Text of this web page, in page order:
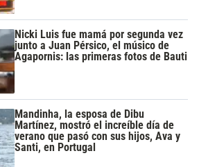
Nicki Luis fue mamá por segunda vez
junto a Juan Pérsico, el músico de
Agapornis: las primeras fotos de Bauti
Mandinha, la esposa de Dibu
Martínez, mostró el increíble día de
verano que pasó con sus hijos, Ava y
Santi, en Portugal